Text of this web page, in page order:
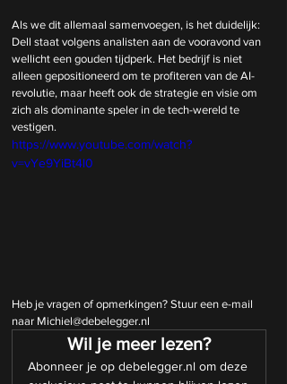
Als we dit allemaal samenvoegen, is het duidelijk:
Dell staat volgens analisten aan de vooravond van
wellicht een gouden tijdperk. Het bedrijf is niet
alleen gepositioneerd om te profiteren van de AI-
revolutie, maar heeft ook de strategie en visie om
zich als dominante speler in de tech-wereld te
vestigen.
https://www.youtube.com/watch?
v=vYe9YiBt4l0
Heb je vragen of opmerkingen? Stuur een e-mail
naar Michiel@debelegger.nl
Wil je meer lezen?
Abonneer je op debelegger.nl om deze